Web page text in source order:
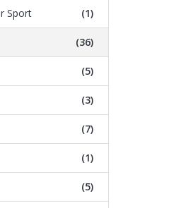
Sport (1)
(36)
(5)
(3)
(7)
(1)
(5)